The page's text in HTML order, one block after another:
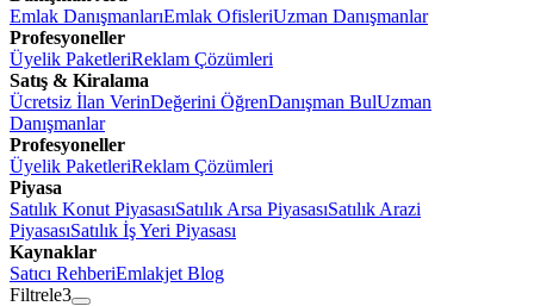
Emlak DanışmanlarıEmlak OfisleriUzman Danışmanlar
Profesyoneller
Üyelik PaketleriReklam Çözümleri
Satış & Kiralama
Ücretsiz İlan VerinDeğerini ÖğrenDanışman BulUzman
Danışmanlar
Profesyoneller
Üyelik PaketleriReklam Çözümleri
Piyasa
Satılık Konut PiyasasıSatılık Arsa PiyasasıSatılık Arazi
PiyasasıSatılık İş Yeri Piyasası
Kaynaklar
Satıcı RehberiEmlakjet Blog
Filtrele3